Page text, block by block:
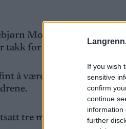
If you wish
sensitive
confirm
continue
information
further
Moen er det ingen
takk for seg.
å være to, men jeg måtte
tre mil til mål.